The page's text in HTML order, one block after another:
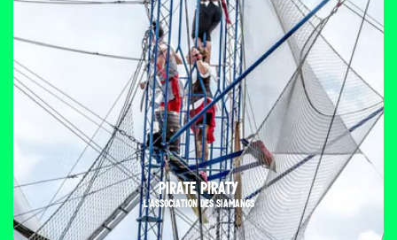
PIRATE PIRATY
L'ASSOCIATION DES SIAMANGS